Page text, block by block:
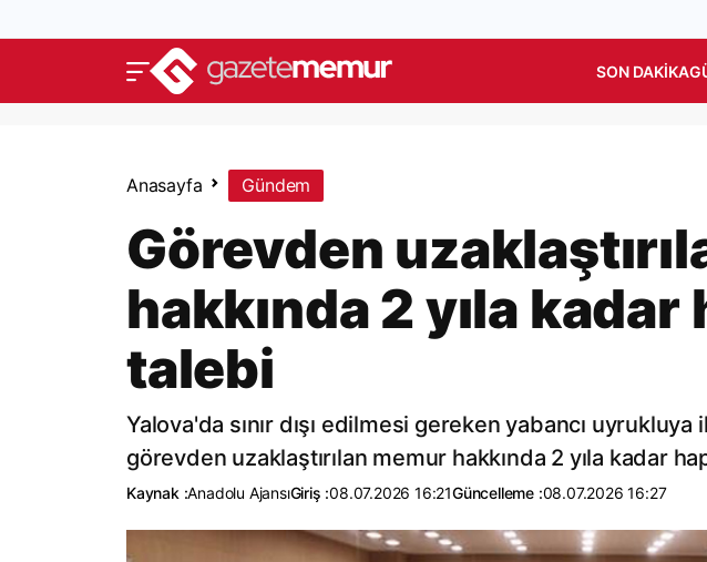
SON DAKIKA
Anasayfa Gündem
Görevden
hakkında 2 yıla kadar
talebi
Yalova'da sınır dışı edilmesi gereken yabancı
görevden uzaklaştırılan memur hakkında 2 yıla kadar
Kaynak :Anadolu AjansıGiriş :08.07.2026 16:21Güncelleme :08.07.2026 16:27